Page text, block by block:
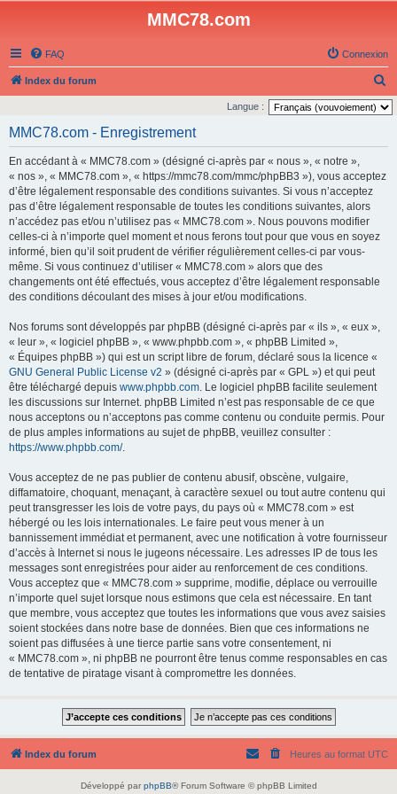
MMC78.com
FAQ Connexion
Index du forum
e
Langue :
MMC78.com - Enregistrement
En accédant à « MMC78.com » (désigné ci-après par « nous », « notre »,
« nos », « MMC78.com », « https://mmc78.com/mmc/phpBB3 »), vous acceptez
d’être légalement responsable des conditions suivantes. Si vous n’acceptez
pas d’être légalement responsable de toutes les conditions suivantes, alors
n’accédez pas et/ou n’utilisez pas « MMC78.com ». Nous pouvons modifier
celles-ci à n’importe quel moment et nous ferons tout pour que vous en soyez
informé, bien qu’il soit prudent de vérifier régulièrement celles-ci par vous-
même. Si vous continuez d’utiliser « MMC78.com » alors que des
changements ont été effectués, vous acceptez d’être légalement responsable
des conditions découlant des mises à jour et/ou modifications.
Nos forums sont développés par phpBB (désigné ci-après par « ils », « eux »,
« leur », « logiciel phpBB », « www.phpbb.com », « phpBB Limited »,
« Équipes phpBB ») qui est un script libre de forum, déclaré sous la licence «
GNU General Public License v2 » (désigné ci-après par « GPL ») et qui peut
être téléchargé depuis www.phpbb.com. Le logiciel phpBB facilite seulement
les discussions sur Internet. phpBB Limited n’est pas responsable de ce que
nous acceptons ou n’acceptons pas comme contenu ou conduite permis. Pour
de plus amples informations au sujet de phpBB, veuillez consulter :
https://www.phpbb.com/.
Vous acceptez de ne pas publier de contenu abusif, obscène, vulgaire,
diffamatoire, choquant, menaçant, à caractère sexuel ou tout autre contenu qui
peut transgresser les lois de votre pays, du pays où « MMC78.com » est
hébergé ou les lois internationales. Le faire peut vous mener à un
bannissement immédiat et permanent, avec une notification à votre fournisseur
d’accès à Internet si nous le jugeons nécessaire. Les adresses IP de tous les
messages sont enregistrées pour aider au renforcement de ces conditions.
Vous acceptez que « MMC78.com » supprime, modifie, déplace ou verrouille
n’importe quel sujet lorsque nous estimons que cela est nécessaire. En tant
que membre, vous acceptez que toutes les informations que vous avez saisies
soient stockées dans notre base de données. Bien que ces informations ne
soient pas diffusées à une tierce partie sans votre consentement, ni
« MMC78.com », ni phpBB ne pourront être tenus comme responsables en cas
de tentative de piratage visant à compromettre les données.
Index du forum Heures au format UTC
Développé par phpBB® Forum Software © phpBB Limited